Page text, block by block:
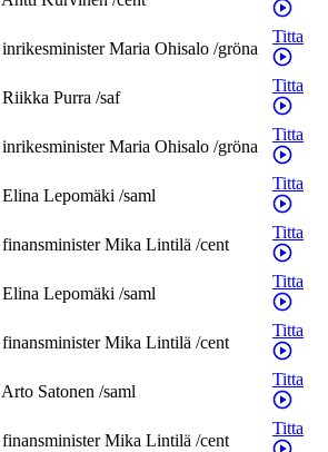
inrikesminister Maria Ohisalo /gröna
Titta
Riikka Purra /saf
Titta
inrikesminister Maria Ohisalo /gröna
Titta
Elina Lepomäki /saml
Titta
finansminister Mika Lintilä /cent
Titta
Elina Lepomäki /saml
Titta
finansminister Mika Lintilä /cent
Titta
Arto Satonen /saml
Titta
finansminister Mika Lintilä /cent
Titta